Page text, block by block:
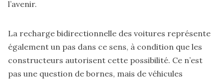
l’avenir.
La recharge bidirectionnelle des voitures représente
également un pas dans ce sens, à condition que les
constructeurs autorisent cette possibilité. Ce n’est
pas une question de bornes, mais de véhicules